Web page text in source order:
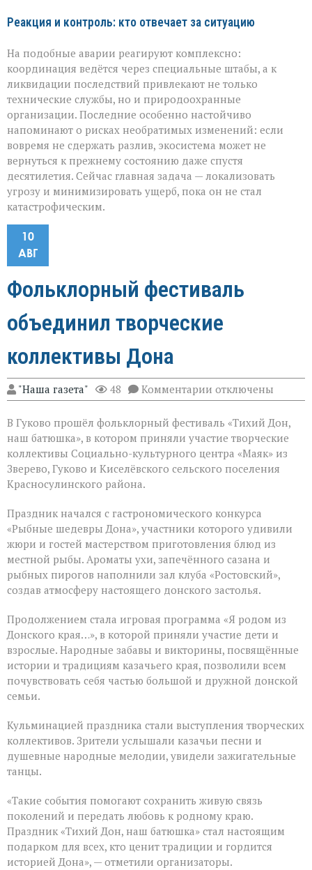
Реакция и контроль: кто отвечает за ситуацию
На подобные аварии реагируют комплексно:
координация ведётся через специальные штабы, а к
ликвидации последствий привлекают не только
технические службы, но и природоохранные
организации. Последние особенно настойчиво
напоминают о рисках необратимых изменений: если
вовремя не сдержать разлив, экосистема может не
вернуться к прежнему состоянию даже спустя
десятилетия. Сейчас главная задача — локализовать
угрозу и минимизировать ущерб, пока он не стал
катастрофическим.
10
АВГ
Фольклорный фестиваль
объединил творческие
коллективы Дона
"Наша газета" 48 Комментарии к
записи
фестиваль
объединил
творческие
коллективы
Дона
отключены
В Гуково прошёл фольклорный фестиваль «Тихий Дон,
наш батюшка», в котором приняли участие творческие
коллективы Социально-культурного центра «Маяк» из
Зверево, Гуково и Киселёвского сельского поселения
Красносулинского района.
Праздник начался с гастрономического конкурса
«Рыбные шедевры Дона», участники которого удивили
жюри и гостей мастерством приготовления блюд из
местной рыбы. Ароматы ухи, запечённого сазана и
рыбных пирогов наполнили зал клуба «Ростовский»,
создав атмосферу настоящего донского застолья.
Продолжением стала игровая программа «Я родом из
Донского края…», в которой приняли участие дети и
взрослые. Народные забавы и викторины, посвящённые
истории и традициям казачьего края, позволили всем
почувствовать себя частью большой и дружной донской
семьи.
Кульминацией праздника стали выступления творческих
коллективов. Зрители услышали казачьи песни и
душевные народные мелодии, увидели зажигательные
танцы.
«Такие события помогают сохранить живую связь
поколений и передать любовь к родному краю.
Праздник «Тихий Дон, наш батюшка» стал настоящим
подарком для всех, кто ценит традиции и гордится
историей Дона», — отметили организаторы.